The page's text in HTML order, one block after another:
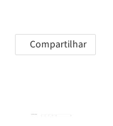
Compartilhar